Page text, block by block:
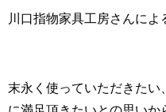
川口指物家具工房さんによ
末永く使っていただきたい
に満足頂きたいとの思いか